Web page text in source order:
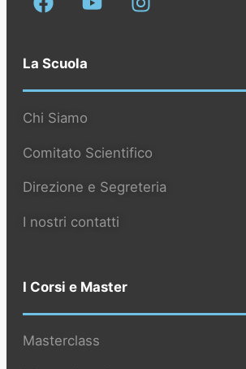
La Scuola
Chi Siamo
Comitato Scientifico
Direzione e Segreteria
I nostri contatti
I Corsi e Master
Masterclass